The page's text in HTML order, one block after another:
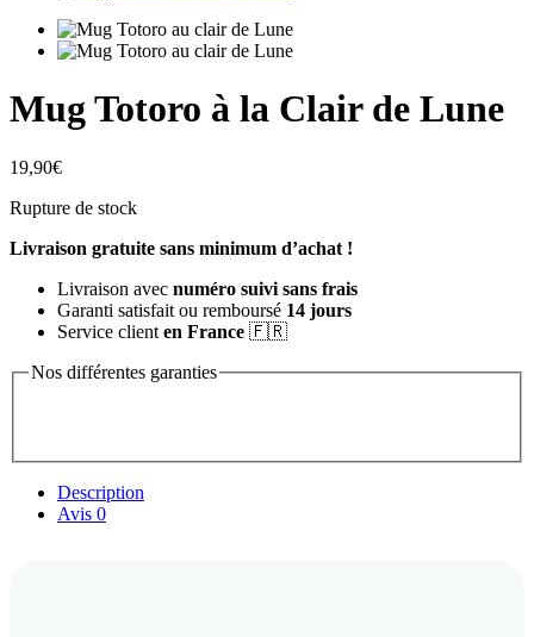
Mug Totoro à la Clair de Lune
19,90€
Rupture de stock
Livraison gratuite sans minimum d’achat !
Livraison avec numéro suivi sans frais
Garanti satisfait ou remboursé 14 jours
Service client en France 🇫🇷
Nos différentes garanties
Description
Avis 0